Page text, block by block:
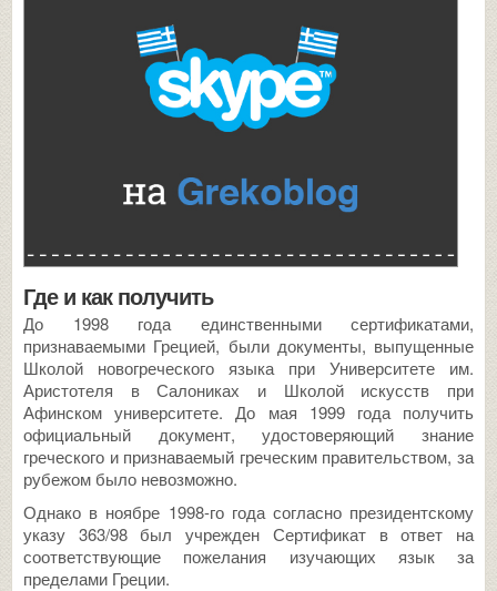
Где и как получить
До 1998 года единственными сертификатами,
признаваемыми Грецией, были документы, выпущенные
Школой новогреческого языка при Университете им.
Аристотеля в Салониках и Школой искусств при
Афинском университете. До мая 1999 года получить
официальный документ, удостоверяющий знание
греческого и признаваемый греческим правительством, за
рубежом было невозможно.
Однако в ноябре 1998-го года согласно президентскому
указу 363/98 был учрежден Сертификат в ответ на
соответствующие пожелания изучающих язык за
пределами Греции.